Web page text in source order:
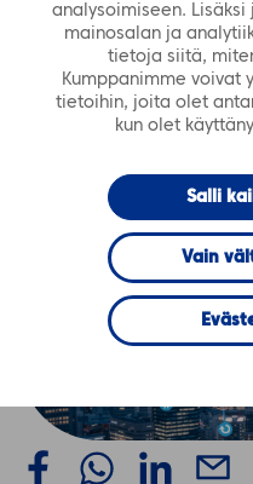
analysoimiseen.
mainosalan ja
tietoja siitä,
Kumppanimme voivat
tietoihin, joita olet
kun olet
Salli
Vain
alkanut